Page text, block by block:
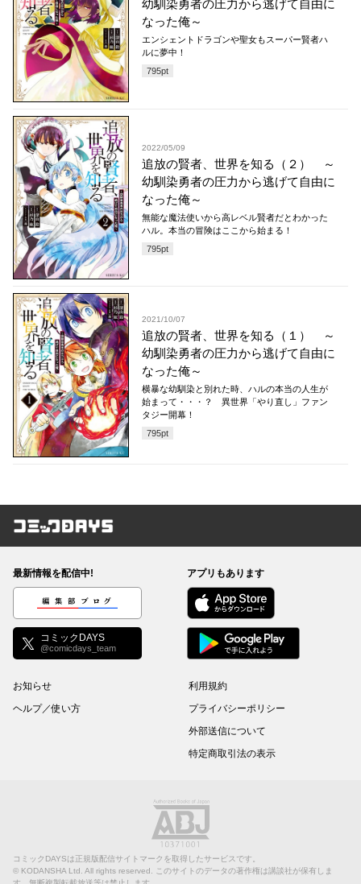
幼馴染勇者の圧力から逃げて自由に
なった俺～
エンシェントドラゴンや聖女もスーパー賢者ハ
ルに夢中！
795pt
2022/05/09
追放の賢者、世界を知る（２） ～
幼馴染勇者の圧力から逃げて自由に
なった俺～
無能な魔法使いから高レベル賢者だとわかった
ハル。本当の冒険はここから始まる！
795pt
2021/10/07
追放の賢者、世界を知る（１） ～
幼馴染勇者の圧力から逃げて自由に
なった俺～
横暴な幼馴染と別れた時、ハルの本当の人生が
始まって・・・？ 異世界「やり直し」ファン
タジー開幕！
795pt
コミックDAYS
最新情報を配信中!
編集部ブログ
コミックDAYS
@comicdays_team
アプリもあります
お知らせ
ヘルプ／使い方
利用規約
プライバシーポリシー
外部送信について
特定商取引法の表示
コミックDAYSは正規版配信サイトマークを取得したサービスです。
© KODANSHA Ltd. All rights reserved. このサイトのデータの著作権は講談社が保有しま